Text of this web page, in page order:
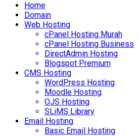
Home
Domain
Web Hosting
cPanel Hosting Murah
cPanel Hosting Business
DirectAdmin Hosting
Blogspot Premium
CMS Hosting
WordPress Hosting
Moodle Hosting
OJS Hosting
SLiMS Library
Email Hosting
Basic Email Hosting